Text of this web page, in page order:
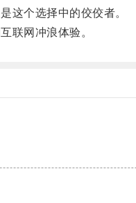
这个选择中的佼佼者。
联网冲浪体验。